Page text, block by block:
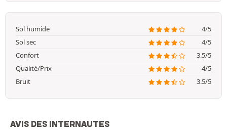
Sol humide
4/5
Sol sec
4/5
Confort
3.5/5
Qualité/Prix
4/5
Bruit
3.5/5
AVIS DES INTERNAUTES